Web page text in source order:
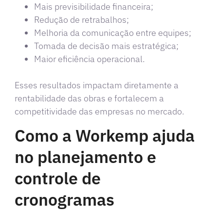
Mais previsibilidade financeira;
Redução de retrabalhos;
Melhoria da comunicação entre equipes;
Tomada de decisão mais estratégica;
Maior eficiência operacional.
Esses resultados impactam diretamente a
rentabilidade das obras e fortalecem a
competitividade das empresas no mercado.
Como a Workemp ajuda
no planejamento e
controle de
cronogramas